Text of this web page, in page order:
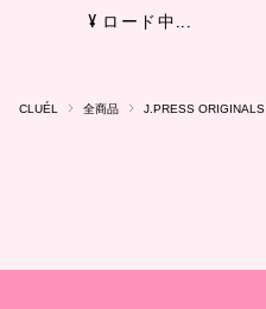
¥ ロード中...
CLUÉL 全商品 J.PRESS ORIGINALS